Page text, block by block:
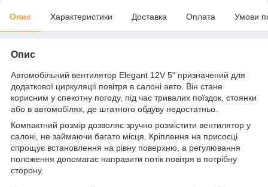
Опис Характеристики Доставка Оплата Умови
Опис
Автомобільний вентилятор Elegant 12V 5" призначений для
додаткової циркуляції повітря в салоні авто. Він стане
корисним у спекотну погоду, під час тривалих поїздок, стоянки
або в автомобілях, де штатного обдуву недостатньо.
Компактний розмір дозволяє зручно розмістити вентилятор у
салоні, не займаючи багато місця. Кріплення на присосці
спрощує встановлення на рівну поверхню, а регулювання
положення допомагає направити потік повітря в потрібну
сторону.